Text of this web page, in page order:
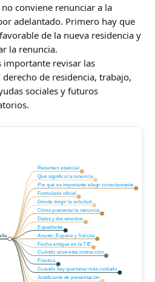
conviene renunciar a la
adelantado. Primero hay que
de la nueva residencia y
la renuncia.
importante revisar las
de residencia, trabajo,
sociales y futuros
Resumen esencial
Qué significa la renuncia
Por qué es importante elegir correctamente
Formulario oficial
Dónde dirigir la solicitud
Cómo presentar la renuncia
Datos y documentos
Expediente
Asunto, Expone y Solicita
Fecha antigua en la TIE
Cuándo sirve esta instrucción
Práctica
Cuándo hay que tener más cuidado
Justificante de presentación